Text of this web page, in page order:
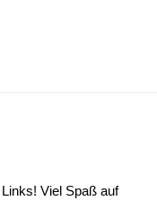
Viel Spaß auf